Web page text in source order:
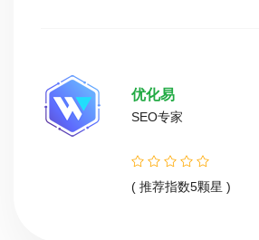
优化易
SEO专家
( 推荐指数5颗星 )